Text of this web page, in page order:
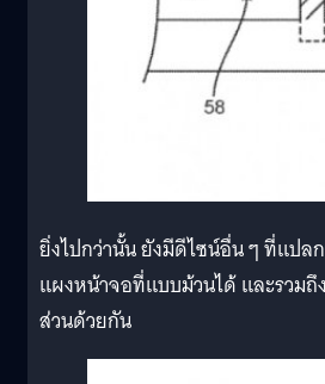
ยิ่งไปกว่านั้น ยังมีดีไซน์อื่น ๆ ที่แปล
แผงหน้าจอที่แบบม้วนได้ และรวม
ส่วนด้วยกัน